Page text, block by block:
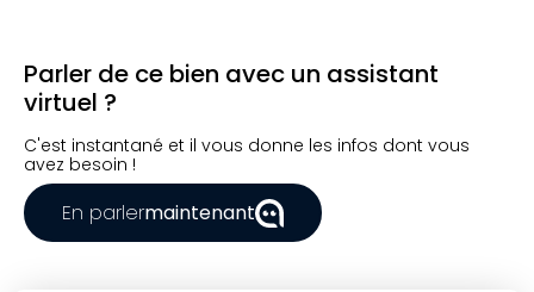
Parler de ce bien avec un assistant
virtuel ?
C'est instantané et il vous donne les infos dont vous
avez besoin !
En parlermaintenant